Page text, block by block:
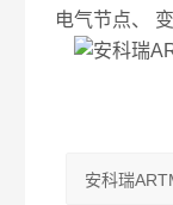
电气节点、